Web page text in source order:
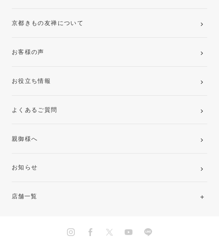
京都きもの友禅について
お客様の声
お役立ち情報
よくあるご質問
親御様へ
お知らせ
店舗一覧